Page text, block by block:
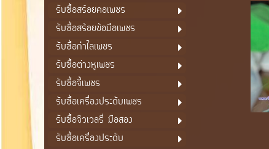
รับซื้อสร้อยคอเพชร
รับซื้อสร้อยข้อมือเพชร
รับซื้อกำไลเพชร
รับซื้อต่างหูเพชร
รับซื้อจี้เพชร
รับซื้อเครื่องประดับเพชร
รับซื้อจิวเวลรี่ มือสอง
รับซื้อเครื่องประดับ